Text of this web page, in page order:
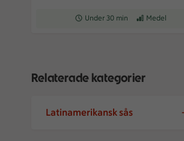
Receptet tar Under 30 min att
Under 30 min Receptet har
Medel
Relaterade kategorier
Latinamerikansk sås